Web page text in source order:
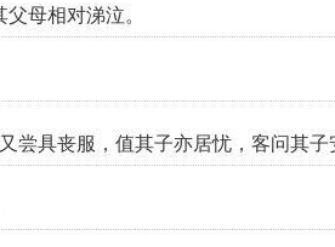
母相对涕泣。
尝具丧服，值其子亦居忧，客问其